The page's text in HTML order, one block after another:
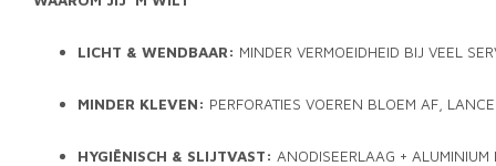
LICHT & WENDBAAR: MINDER VERMOEIDHEID BIJ VEEL
MINDER KLEVEN: PERFORATIES VOEREN BLOEM AF,
HYGIËNISCH & SLIJTVAST: ANODISEERLAAG + ALUMINIUM